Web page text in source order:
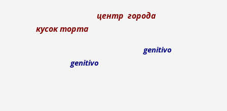
центр города
кусок торта
genitivo
genitivo